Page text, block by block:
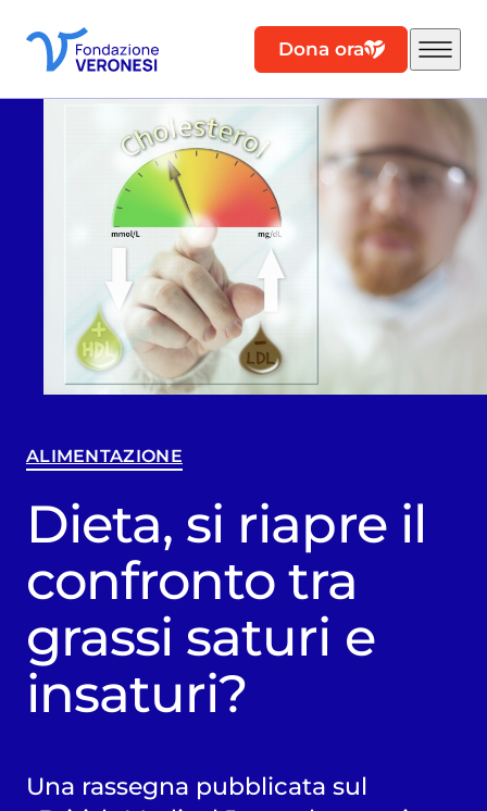
Dona ora
ALIMENTAZIONE
Dieta, si riapre il
confronto tra
grassi saturi e
insaturi?
Una rassegna pubblicata sul